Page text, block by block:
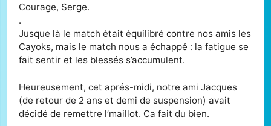
Courage, Serge.
.
Jusque là le match était équilibré contre nos amis les
Cayoks, mais le match nous a échappé : la fatigue se
fait sentir et les blessés s’accumulent.
Heureusement, cet aprés-midi, notre ami Jacques
(de retour de 2 ans et demi de suspension) avait
décidé de remettre l’maillot. Ca fait du bien.